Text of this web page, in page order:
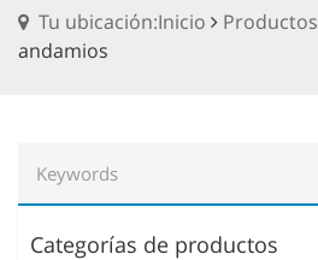
Tu ubicación:Inicio Productos
andamios
Categorías de productos